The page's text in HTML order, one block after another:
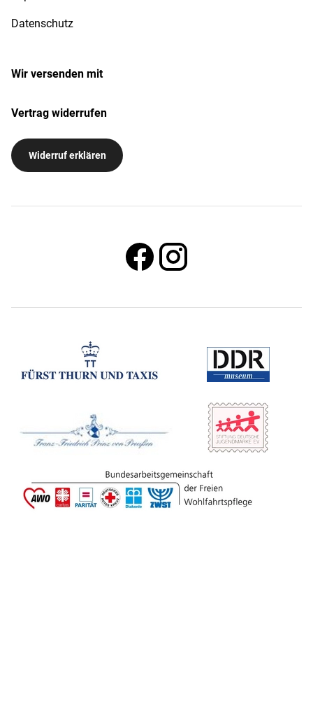
Datenschutz
Wir versenden mit
Vertrag widerrufen
Widerruf erklären